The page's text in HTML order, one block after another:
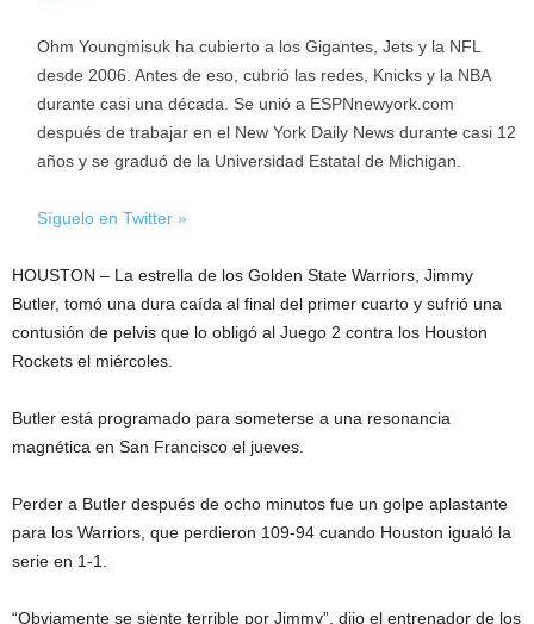
Ohm Youngmisuk ha cubierto a los Gigantes, Jets y la NFL
desde 2006. Antes de eso, cubrió las redes, Knicks y la NBA
durante casi una década. Se unió a ESPNnewyork.com
después de trabajar en el New York Daily News durante casi 12
años y se graduó de la Universidad Estatal de Michigan.
Síguelo en Twitter »
HOUSTON – La estrella de los Golden State Warriors, Jimmy
Butler, tomó una dura caída al final del primer cuarto y sufrió una
contusión de pelvis que lo obligó al Juego 2 contra los Houston
Rockets el miércoles.
Butler está programado para someterse a una resonancia
magnética en San Francisco el jueves.
Perder a Butler después de ocho minutos fue un golpe aplastante
para los Warriors, que perdieron 109-94 cuando Houston igualó la
serie en 1-1.
“Obviamente se siente terrible por Jimmy”, dijo el entrenador de los